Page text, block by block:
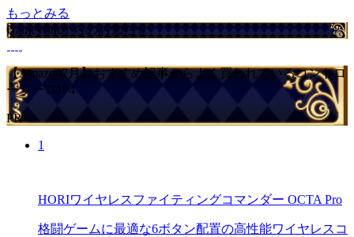
もっとみる
GameWithからのお知らせ
【Amazon7月】おすすめ記事からよく買われているコントロ
ーラーTOP4
PR
1
HORIワイヤレスファイティングコマンダー OCTA Pro
格闘ゲームに最適な6ボタン配置の高性能ワイヤレスコ